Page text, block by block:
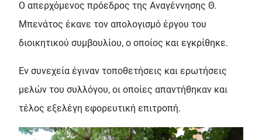
Ο απερχόμενος πρόεδρος της Αναγέννησης Θ.
Μπενάτος έκανε τον απολογισμό έργου του
διοικητικού συμβουλίου, ο οποίος και εγκρίθηκε.
Εν συνεχεία έγιναν τοποθετήσεις και ερωτήσεις
μελών του συλλόγου, οι οποίες απαντήθηκαν και
τέλος εξελέγη εφορευτική επιτροπή.